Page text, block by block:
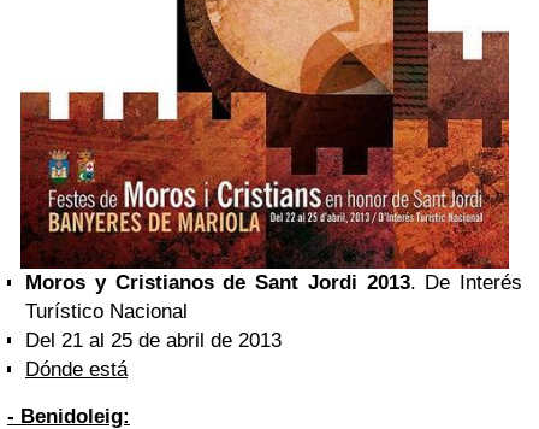
Moros y Cristianos de Sant Jordi 2013. De Interés
Turístico Nacional
Del 21 al 25 de abril de 2013
Dónde está
- Benidoleig: